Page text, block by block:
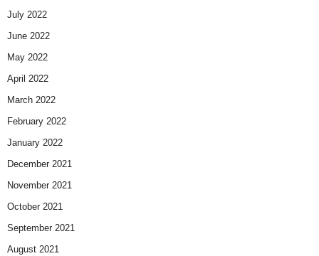
July 2022
June 2022
May 2022
April 2022
March 2022
February 2022
January 2022
December 2021
November 2021
October 2021
September 2021
August 2021